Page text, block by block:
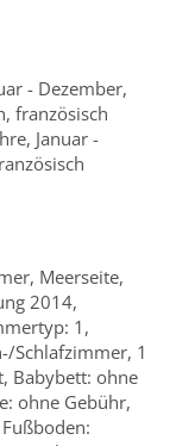
- Dezember,
französisch
Januar -
Meerseite,
2014,
1,
Schlafzimmer, 1
Babybett: ohne
ohne Gebühr,